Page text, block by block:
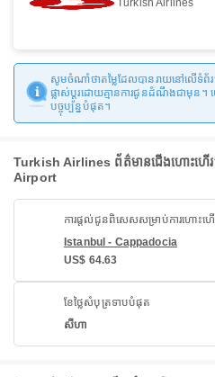
Turkish Airlines
សូមចំណាំថាតម្លៃដែលបានរាយនៅលើទំ
ផ្លាស់ប្តូរដោយគ្មានការជូនដំណឹងជាមុន
បច្ចុប្បន្នបំផុត។
Turkish Airlines ព័ត៌មានជើងហោះហើ
Airport
ការផ្តល់ជូនពិសេសសម្រាប់ការហោះហើ
Istanbul - Cappadocia
US$ 64.63
ខែថ្លៃសំបុត្រទាបបំផុត
សីហា